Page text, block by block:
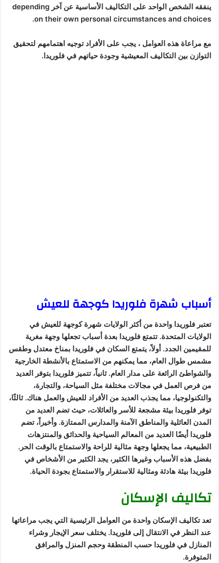
ينفقه الشخص الواحد على التكاليف الأساسية عن آخر depending
on their own personal circumstances and choices.
مع مراعاة هذه العوامل ، يجب على الأفراد توجيه اهتمامهم لتحقيق
التوازن بين التكاليف المعيشية وجودة حياتهم في فلوريدا.
أسباب شهرة فلوريدا كوجهة للعيش
تعتبر فلوريدا واحدة من أكثر الولايات شهرة كوجهة للعيش في
الولايات المتحدة. تتمتع فلوريدا بعدة أسباب تجعلها وجهة مغرية
للمقيمين الجدد. أولاً، يتمتع السكان في فلوريدا بمناخ معتدل وطقس
مشمس طوال العام، مما يمكنهم من الاستمتاع بالأنشطة الخارجية
والشواطئ الرائعة على مدار العام. ثانياً، تتميز فلوريدا بتوفر العديد
من فرص العمل في مجالات مختلفة مثل السياحة، والتجارة،
والتكنولوجيا، مما يجذب العديد من الأفراد للعيش والعمل هناك. ثالثًا،
توفر فلوريدا بيئة مشجعة للأسر والعائلات، حيث تضم العديد من
المدن العائلية والمناطق الآمنة والمدارس الممتازة. وأخيراً، تضم
فلوريدا أيضًا العديد من المعالم السياحية والحدائق والمنتزهات
الطبيعية، مما يجعلها وجهة مثالية للراحة والاستمتاع بالوقت الحر.
بفضل هذه الأسباب وغيرها الكثير، يجد الكثير من الأشخاص في
فلوريدا بيئة هادئة ومثالية للاستقرار والاستمتاع بجودة الحياة.
تكاليف الإسكان
تعد تكاليف الإسكان واحدة من العوامل الرئيسية التي يجب مراعاتها
عند النظر في الانتقال إلى فلوريدا. يختلف سعر الإيجار وشراء
المنازل في فلوريدا حسب المنطقة وحجم المنزل والمرافق
المتوفرة.